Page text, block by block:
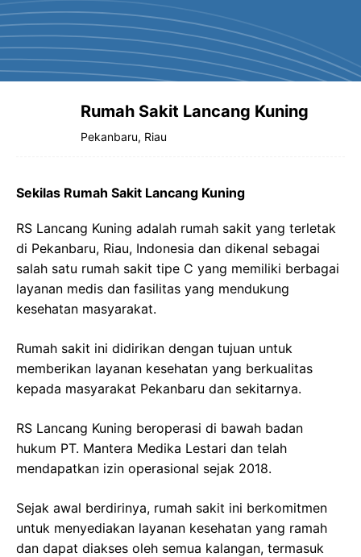
Rumah Sakit Lancang Kuning
Pekanbaru, Riau
Sekilas Rumah Sakit Lancang Kuning
RS Lancang Kuning adalah rumah sakit yang terletak
di Pekanbaru, Riau, Indonesia dan dikenal sebagai
salah satu rumah sakit tipe C yang memiliki berbagai
layanan medis dan fasilitas yang mendukung
kesehatan masyarakat.
Rumah sakit ini didirikan dengan tujuan untuk
memberikan layanan kesehatan yang berkualitas
kepada masyarakat Pekanbaru dan sekitarnya.
RS Lancang Kuning beroperasi di bawah badan
hukum PT. Mantera Medika Lestari dan telah
mendapatkan izin operasional sejak 2018.
Sejak awal berdirinya, rumah sakit ini berkomitmen
untuk menyediakan layanan kesehatan yang ramah
dan dapat diakses oleh semua kalangan, termasuk